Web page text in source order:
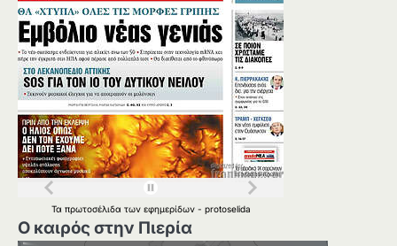
Τα πρωτοσέλιδα των εφημερίδων - protoselida
Ο καιρός στην Πιερία